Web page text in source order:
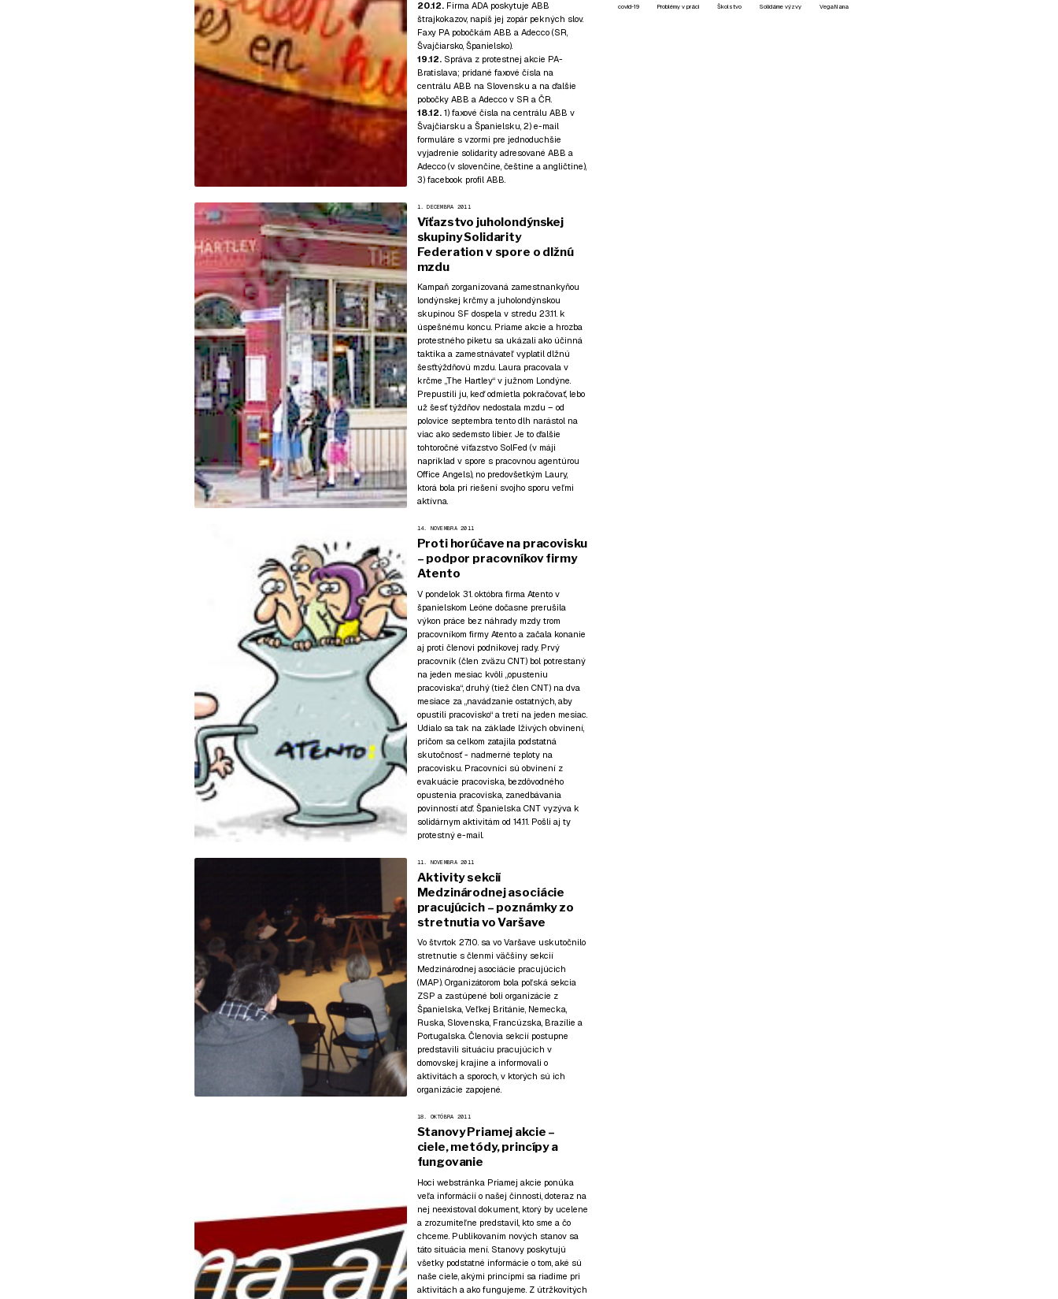
20.12.Firma ADA poskytuje ABB
štrajkokazov, napíš jej zopár pekných slov.
Faxy PA pobočkám ABB a Adecco (SR,
Švajčiarsko, Španielsko).
19.12. Správa z protestnej akcie PA-
Bratislava; pridané faxové čísla na
centrálu ABB na Slovensku a na ďalšie
pobočky ABB a Adecco v SR a ČR.
18.12.1) faxové čísla na centrálu ABB v
Švajčiarsku a Španielsku, 2) e-mail
formuláre s vzormi pre jednoduchšie
vyjadrenie solidarity adresované ABB a
Adecco (v slovenčine češtine a angličtine),
3) facebook profil ABB.
1. DECEMBRA 2011
Víťazstvo juholondýnskej
skupiny Solidarity
Federation v spore o dlžnú
mzdu
Kampaň zorganizovaná zamestnankyňou
londýnskej krčmy a juholondýnskou
skupinou SF dospela v stredu 23.11. k
úspešnému koncu. Priame akcie a hrozba
protestného piketu sa ukázali ako účinná
taktika a zamestnávateľ vyplatil dlžnú
šesťtýždňovú mzdu. Laura pracovala v
krčme „The Hartley“ v južnom Londýne.
Prepustili ju, keď odmietla pokračovať, lebo
už šesť týždňov nedostala mzdu – od
polovice septembra tento dlh narástol na
viac ako sedemsto libier. Je to ďalšie
tohtoročné víťazstvo SolFed (v máji
napríklad v spore s pracovnou agentúrou
Office Angels), no predovšetkým Laury,
ktorá bola pri riešení svojho sporu veľmi
aktívna.
14. NOVEMBRA 2011
Proti horúčave na pracovisku
– podpor pracovníkov firmy
Atento
V pondelok 31. októbra firma Atento v
španielskom Leóne dočasne prerušila
výkon práce bez náhrady mzdy trom
pracovníkom firmy Atento a začala konanie
aj proti členovi podnikovej rady. Prvý
pracovník (člen zväzu CNT) bol potrestaný
na jeden mesiac kvôli „opusteniu
pracoviska“, druhý (tiež člen CNT) na dva
mesiace za „navádzanie ostatných, aby
opustili pracovisko“ a tretí na jeden mesiac.
Udialo sa tak na základe lživých obvinení,
pričom sa celkom zatajila podstatná
skutočnosť - nadmerné teploty na
pracovisku. Pracovníci sú obvinení z
evakuácie pracoviska, bezdôvodného
opustenia pracoviska, zanedbávania
povinností atď. Španielska CNT vyzýva k
solidárnym aktivitám od 14.11. Pošli aj ty
protestný e-mail.
11. NOVEMBRA 2011
Aktivity sekcií
Medzinárodnej asociácie
pracujúcich – poznámky zo
stretnutia vo Varšave
Vo štvrtok 27.10. sa vo Varšave uskutočnilo
stretnutie s členmi väčšiny sekcií
Medzinárodnej asociácie pracujúcich
(MAP). Organizátorom bola poľská sekcia
ZSP a zastúpené boli organizácie z
Španielska, Veľkej Británie, Nemecka,
Ruska, Slovenska, Francúzska, Brazílie a
Portugalska. Členovia sekcií postupne
predstavili situáciu pracujúcich v
domovskej krajine a informovali o
aktivitách a sporoch, v ktorých sú ich
organizácie zapojené.
18. OKTÓBRA 2011
Stanovy Priamej akcie –
ciele, metódy, princípy a
fungovanie
Hoci webstránka Priamej akcie ponúka
veľa informácií o našej činnosti, doteraz na
nej neexistoval dokument, ktorý by ucelene
a zrozumiteľne predstavil, kto sme a čo
chceme. Publikovaním nových stanov sa
táto situácia mení. Stanovy poskytujú
všetky podstatné informácie o tom, aké sú
naše ciele, akými princípmi sa riadime pri
aktivitách a ako fungujeme. Z útržkovitých
covid-19 Problémy v práci Školstvo Solidárne výzvy VegaNana